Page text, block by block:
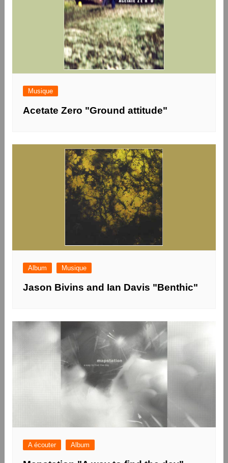
Musique
Acetate Zero "Ground attitude"
Album Musique
Jason Bivins and Ian Davis "Benthic"
A écouter Album